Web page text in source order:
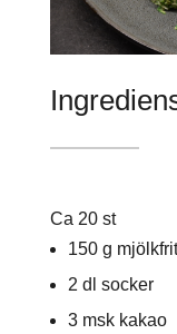
Ca 20 st
150 g
2 dl socker
3 msk kakao